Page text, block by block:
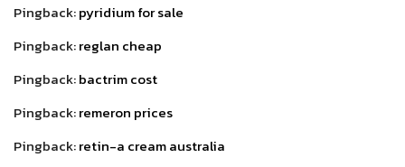
Pingback:pyridium for sale
Pingback:reglan cheap
Pingback:bactrim cost
Pingback:remeron prices
Pingback:retin-a cream australia